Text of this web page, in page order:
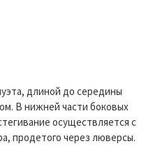
длиной до середины
В нижней части боковых
осуществляется с
продетого через люверсы.